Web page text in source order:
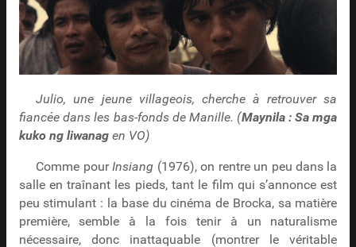
Julio, une jeune villageois, cherche à retrouver sa
fiancée dans les bas-fonds de Manille. (Maynila : Sa mga
kuko ng liwanagen VO)
Comme pourInsiang (1976), on rentre un peu dans la
salle en traînant les pieds, tant le film qui s’annonce est
peu stimulant : la base du cinéma de Brocka, sa matière
première, semble à la fois tenir à un naturalisme
nécessaire, donc inattaquable (montrer le véritable